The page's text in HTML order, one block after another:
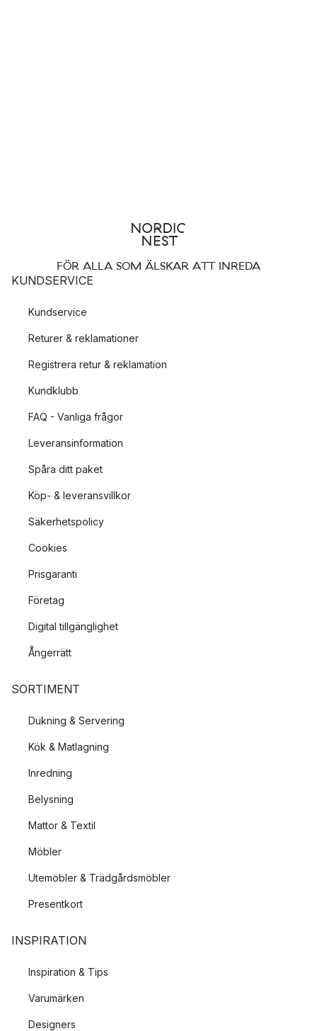
FÖR ALLA SOM ÄLSKAR ATT INREDA
KUNDSERVICE
Kundservice
Returer & reklamationer
Registrera retur & reklamation
Kundklubb
FAQ - Vanliga frågor
Leveransinformation
Spåra ditt paket
Köp- & leveransvillkor
Säkerhetspolicy
Cookies
Prisgaranti
Företag
Digital tillgänglighet
Ångerrätt
SORTIMENT
Dukning & Servering
Kök & Matlagning
Inredning
Belysning
Mattor & Textil
Möbler
Utemöbler & Trädgårdsmöbler
Presentkort
INSPIRATION
Inspiration & Tips
Varumärken
Designers